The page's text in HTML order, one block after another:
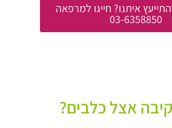
איתנו? חייגו למרפאה
03-6358850
אצל כלבים?